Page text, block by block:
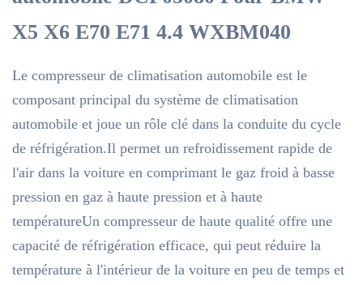
X5 X6 E70 E71 4.4 WXBM040
Le compresseur de climatisation automobile est le
composant principal du système de climatisation
automobile et joue un rôle clé dans la conduite du cycle
de réfrigération.Il permet un refroidissement rapide de
l'air dans la voiture en comprimant le gaz froid à basse
pression en gaz à haute pression et à haute
températureUn compresseur de haute qualité offre une
capacité de réfrigération efficace, qui peut réduire la
température à l'intérieur de la voiture en peu de temps et